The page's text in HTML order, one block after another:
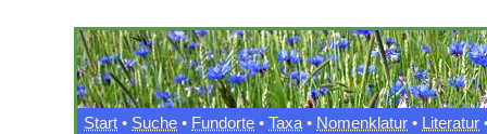
Start • Suche • Fundorte • Taxa • Nomenklatur • Literatur